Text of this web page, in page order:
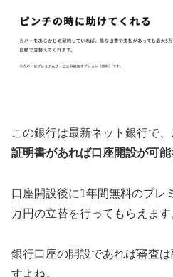
この銀行は最新ネット銀行で、
証明書があれば口座開設が可能
口座開設後に1年間無料のプレ
万円の立替を行ってもらえます
銀行口座の開設であれば審査
すよね。